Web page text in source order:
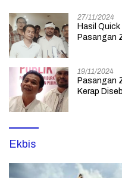
27/11/2024
Hasil
Pasangan
19/11/2024
Pasangan
Kerap
Ekbis